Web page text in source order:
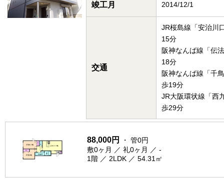
竣工月 2014/12/1
交通
JR桜島線「安治川
15分
阪神なんば線「伝
18分
阪神なんば線「千
歩19分
JR大阪環状線「西
歩29分
88,000円
・ 管0円
敷0ヶ月 ／ 礼0ヶ月 ／ -
1階 ／ 2LDK ／ 54.31㎡